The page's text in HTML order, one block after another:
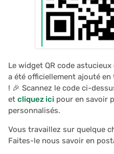
Le widget QR code astucieux
a été officiellement ajouté
! 🎉 Scannez le code ci-
et cliquez ici pour en savoir
personnalisés.
Vous travaillez sur quelque
Faites-le nous savoir en